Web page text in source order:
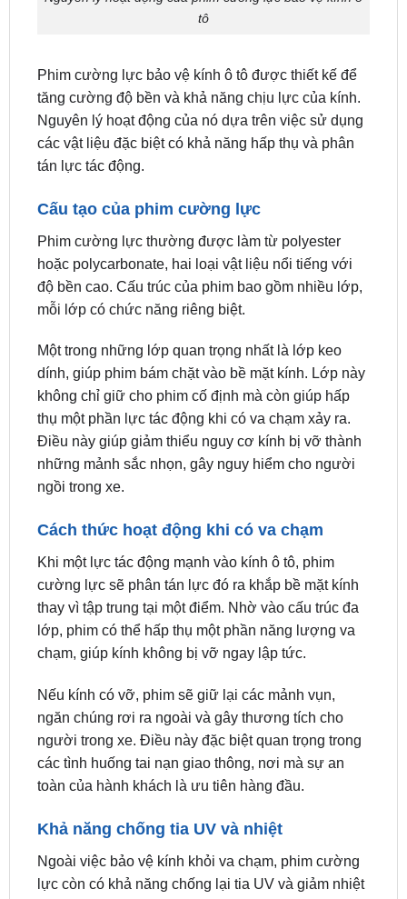
Phim cường lực bảo vệ kính ô tô được thiết kế để
Nguyên lý hoạt động của nó dựa trên việc sử dụng
các vật liệu đặc biệt có khả năng hấp thụ và phân
tán lực tác động.
Cấu tạo của phim cường lực
hoặc polycarbonate, hai loại vật liệu nổi tiếng với
độ bền cao. Cấu trúc của phim bao gồm nhiều lớp,
mỗi lớp có chức năng riêng biệt.
Một trong những lớp quan trọng nhất là lớp keo
không chỉ giữ cho phim cố định mà còn giúp hấp
thụ một phần lực tác động khi có va chạm xảy ra.
Điều này giúp giảm thiểu nguy cơ kính bị vỡ thành
những mảnh sắc nhọn, gây nguy hiểm cho người
ngồi trong xe.
Cách thức hoạt động khi có va chạm
cường lực sẽ phân tán lực đó ra khắp bề mặt kính
thay vì tập trung tại một điểm. Nhờ vào cấu trúc đa
lớp, phim có thể hấp thụ một phần năng lượng va
chạm, giúp kính không bị vỡ ngay lập tức.
Nếu kính có vỡ, phim sẽ giữ lại các mảnh vụn,
người trong xe. Điều này đặc biệt quan trọng trong
các tình huống tai nạn giao thông, nơi mà sự an
toàn của hành khách là ưu tiên hàng đầu.
Khả năng chống tia UV và nhiệt
lực còn có khả năng chống lại tia UV và giảm nhiệt
độ bên trong xe. Các loại phim chất lượng cao có
thể chặn tới 99% tia UV, giúp bảo vệ da và mắt của